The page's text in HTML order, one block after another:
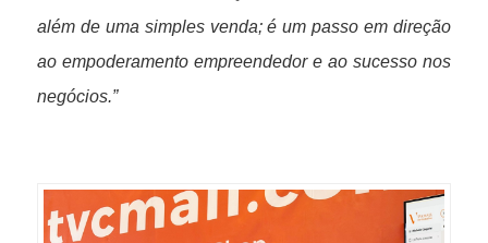
além de uma simples venda; é um passo em direção
ao empoderamento empreendedor e ao sucesso nos
negócios.”